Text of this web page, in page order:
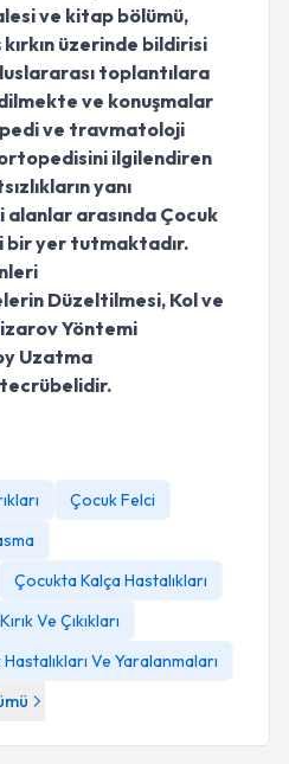
ve kitap bölümü,
üzerinde bildirisi
toplantılara
ve konuşmalar
ve travmatoloji
ilgilendiren
yanı
alanlar arasında Çocuk
bir yer tutmaktadır.
Düzeltilmesi, Kol ve
Yöntemi
Uzatma
Çocuk Felci
Çocukta Kalça Hastalıkları
Ve Çıkıkları
Hastalıkları Ve Yaralanmaları